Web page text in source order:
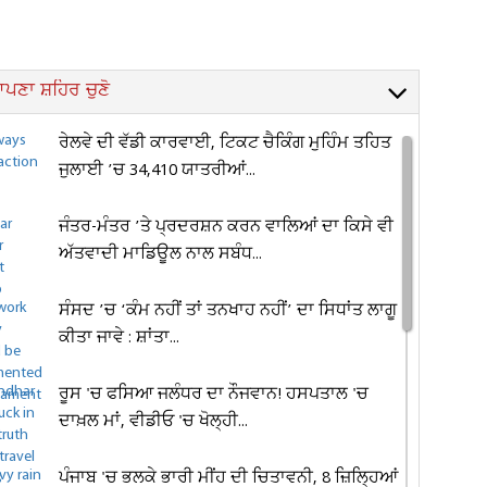
ਸ਼ਹਿਰ ਚੁਣੋ
ਰੇਲਵੇ ਦੀ ਵੱਡੀ ਕਾਰਵਾਈ, ਟਿਕਟ ਚੈਕਿੰਗ ਮੁਹਿੰਮ ਤਹਿਤ
ਜੁਲਾਈ ’ਚ 34,410 ਯਾਤਰੀਆਂ...
ਜੰਤਰ-ਮੰਤਰ ’ਤੇ ਪ੍ਰਦਰਸ਼ਨ ਕਰਨ ਵਾਲਿਆਂ ਦਾ ਕਿਸੇ ਵੀ
ਅੱਤਵਾਦੀ ਮਾਡਿਊਲ ਨਾਲ ਸਬੰਧ...
ਸੰਸਦ ’ਚ ‘ਕੰਮ ਨਹੀਂ ਤਾਂ ਤਨਖਾਹ ਨਹੀਂ’ ਦਾ ਸਿਧਾਂਤ ਲਾਗੂ
ਕੀਤਾ ਜਾਵੇ : ਸ਼ਾਂਤਾ...
ਰੂਸ 'ਚ ਫਸਿਆ ਜਲੰਧਰ ਦਾ ਨੌਜਵਾਨ! ਹਸਪਤਾਲ 'ਚ
ਦਾਖ਼ਲ ਮਾਂ, ਵੀਡੀਓ 'ਚ ਖੋਲ੍ਹੀ...
ਪੰਜਾਬ 'ਚ ਭਲਕੇ ਭਾਰੀ ਮੀਂਹ ਦੀ ਚਿਤਾਵਨੀ, 8 ਜ਼ਿਲ੍ਹਿਆਂ